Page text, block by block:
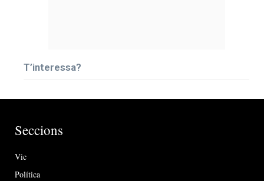
T’interessa?
Seccions
Vic
Política